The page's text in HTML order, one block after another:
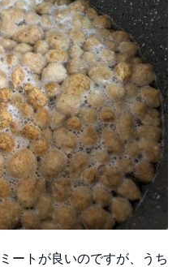
ートが良いのですが、うち